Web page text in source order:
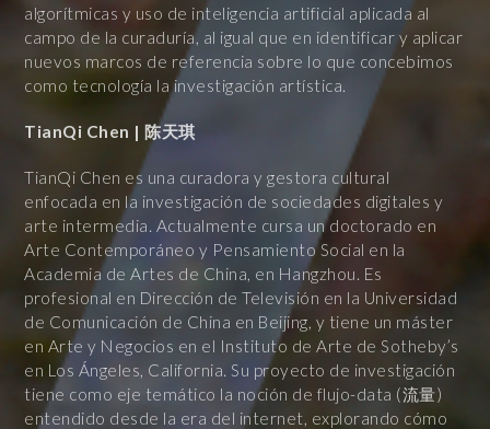
algorítmicas y uso de inteligencia artificial aplicada al
campo de la curaduría, al igual que en identificar y aplicar
nuevos marcos de referencia sobre lo que concebimos
como tecnología la investigación artística.
TianQi Chen | 陈天琪
TianQi Chen es una curadora y gestora cultural
enfocada en la investigación de sociedades digitales y
arte intermedia. Actualmente cursa un doctorado en
Arte Contemporáneo y Pensamiento Social en la
Academia de Artes de China, en Hangzhou. Es
profesional en Dirección de Televisión en la Universidad
de Comunicación de China en Beijing, y tiene un máster
en Arte y Negocios en el Instituto de Arte de Sotheby’s
en Los Ángeles, California. Su proyecto de investigación
tiene como eje temático la noción de flujo-data (流量)
entendido desde la era del internet, explorando cómo